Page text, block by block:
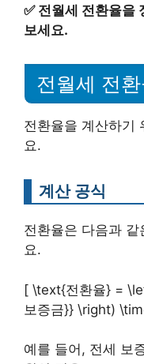
✅ 전월세 전환율을
보세요.
전월세 전
전환율을 계산하기
요.
계산 공식
전환율은 다음과
요.
[ \text{전환율} =
보증금}} \right)
예를 들어, 전세 보